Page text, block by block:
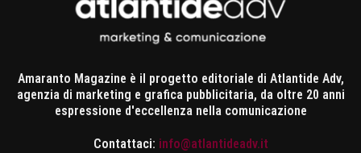
Amaranto Magazine è il progetto editoriale di Atlantide Adv,
agenzia di marketing e grafica pubblicitaria, da oltre 20 anni
espressione d'eccellenza nella comunicazione
Contattaci: info@atlantideadv.it